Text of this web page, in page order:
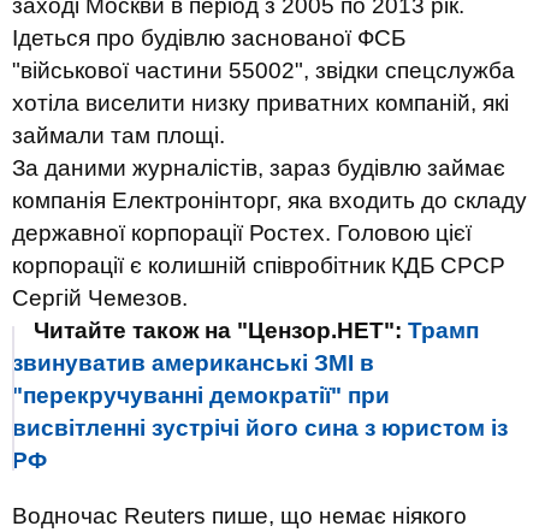
заході Москви в період з 2005 по 2013 рік.
Ідеться про будівлю заснованої ФСБ
"військової частини 55002", звідки спецслужба
хотіла виселити низку приватних компаній, які
займали там площі.
За даними журналістів, зараз будівлю займає
компанія Електронінторг, яка входить до складу
державної корпорації Ростех. Головою цієї
корпорації є колишній співробітник КДБ СРСР
Сергій Чемезов.
Читайте також на "Цензор.НЕТ": Трамп
звинуватив американські ЗМІ в
"перекручуванні демократії" при
висвітленні зустрічі його сина з юристом із
РФ
Водночас Reuters пише, що немає ніякого